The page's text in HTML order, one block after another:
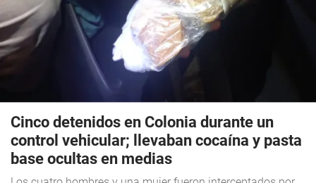
Cinco detenidos en Colonia durante un
control vehicular; llevaban cocaína y pasta
base ocultas en medias